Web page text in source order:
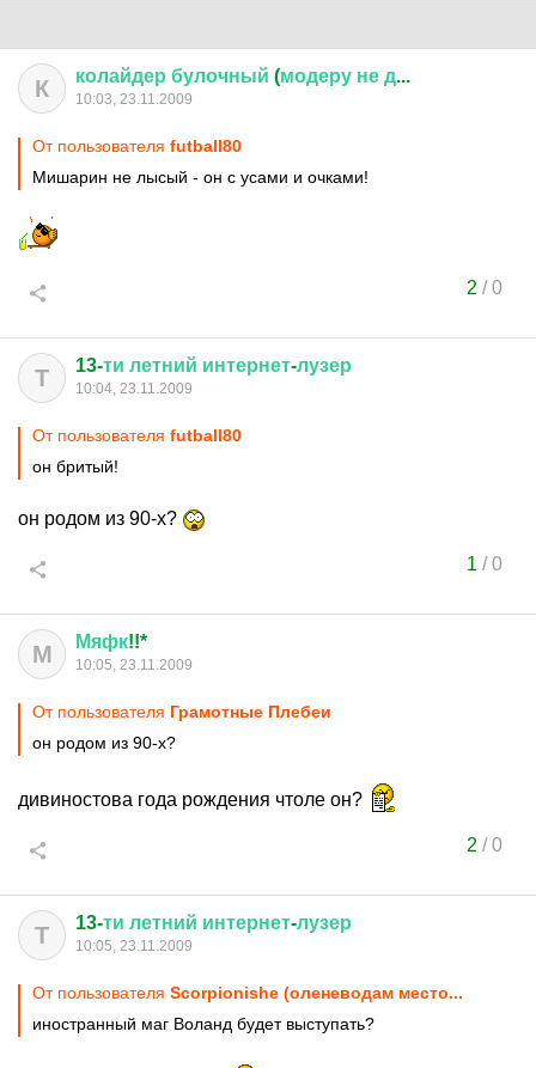
К колайдер булочный (модеру не д...
10:03, 23.11.2009
От пользователя futball80
Мишарин не лысый - он с усами и очками!
2 /0
Т 13-ти летний интернет-лузер
10:04, 23.11.2009
От пользователя futball80
он бритый!
он родом из 90-х?
1 /0
М Мяфк!!*
10:05, 23.11.2009
От пользователя Грамотные Плебеи
он родом из 90-х?
дивиностова года рождения чтоле он?
2 /0
Т 13-ти летний интернет-лузер
10:05, 23.11.2009
От пользователя Scorpionishe (оленеводам место...
иностранный маг Воланд будет выступать?